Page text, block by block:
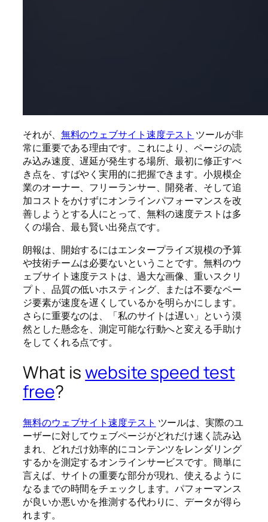
それが、 無料のウェブサイト速度テスト ツールが非
常に重要である理由です。これにより、ページの読
み込み速度、遅延が発生する場所、最初に修正すべ
き点を、すばやく実用的に把握できます。小規模企
業のオーナー、フリーランサー、開発者、そして追
加コストをかけずにオンラインパフォーマンスを改
善しようとする人にとって、無料の速度テストは多
くの場合、最も賢い出発点です。
朗報は、開始するにはエンタープライズ規模の予算
や技術チームは必要ないということです。無料のウ
ェブサイト速度テストは、過大な画像、重いスクリ
プト、品質の低いホスティング、または不要なペー
ジ要素が速度を遅くしているかを明らかにします。
さらに重要なのは、「私のサイトは遅い」という漠
然とした懸念を、測定可能な行動へと変える手助け
をしてくれる点です。
What iswebsite speed test
free?
無料のウェブサイト速度テスト ツールは、実際のユ
ーザーに対してウェブページがどれだけ速く読み込
まれ、どれだけ効率的にコンテンツをレンダリング
するかを測定するオンラインサービスです。簡単に
言えば、サイトの重要な部分が現れ、使えるように
なるまでの時間をチェックします。パフォーマンス
が良いか悪いかを推測する代わりに、データが得ら
れます。